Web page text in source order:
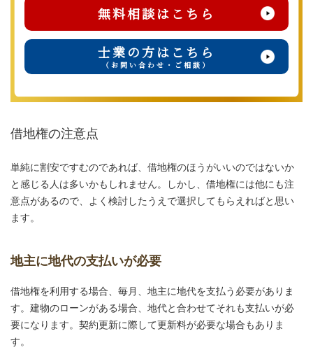
無料相談はこちら
士業の方はこちら
（お問い合わせ・ご相談）
借地権の注意点
単純に割安ですむのであれば、借地権のほうがいいのではないか
と感じる人は多いかもしれません。しかし、借地権には他にも注
意点があるので、よく検討したうえで選択してもらえればと思い
ます。
地主に地代の支払いが必要
借地権を利用する場合、毎月、地主に地代を支払う必要がありま
す。建物のローンがある場合、地代と合わせてそれも支払いが必
要になります。契約更新に際して更新料が必要な場合もありま
す。